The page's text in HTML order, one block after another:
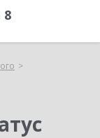
8